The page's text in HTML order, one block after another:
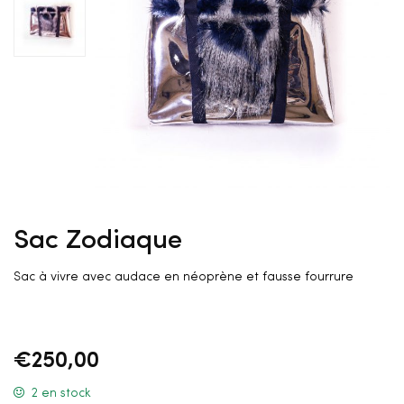
Sac Zodiaque
Sac à vivre avec audace en néoprène et fausse fourrure
€250,00
2 en stock